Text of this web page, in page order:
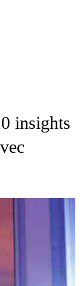
insights